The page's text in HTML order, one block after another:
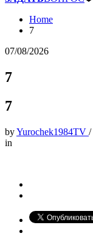
Home
7
07/08/2026
7
7
byYurochek1984TV /
in